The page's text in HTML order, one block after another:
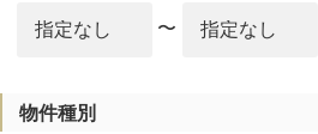
〜
物件種別